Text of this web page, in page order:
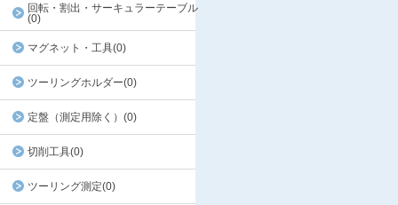
回転・割出・サーキュラーテーブル
(0)
マグネット・工具(0)
ツーリングホルダー(0)
定盤（測定用除く）(0)
切削工具(0)
ツーリング測定(0)